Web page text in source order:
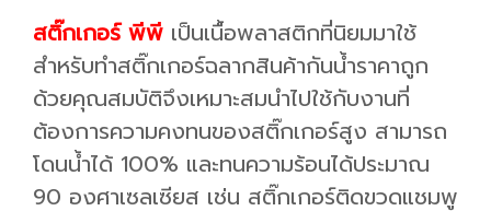
สติ๊กเกอร์ พีพี เป็นเนื้อพลาสติกที่นิยมมาใช้
สำหรับทำสติ๊กเกอร์ฉลากสินค้ากันน้ำราคาถูก
ด้วยคุณสมบัติจึงเหมาะสมนำไปใช้กับงานที่
ต้องการความคงทนของสติ๊กเกอร์สูง สามารถ
โดนน้ำได้ 100% และทนความร้อนได้ประมาณ
90 องศาเซลเซียส เช่น สติ๊กเกอร์ติดขวดแชมพู